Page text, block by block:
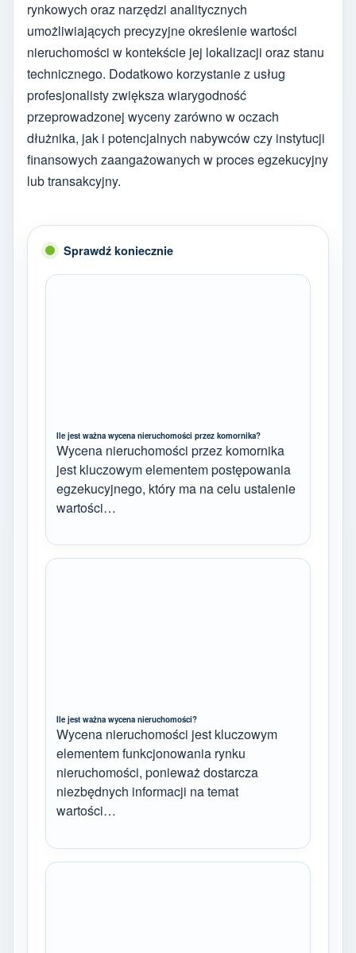
rynkowych oraz narzędzi analitycznych
umożliwiających precyzyjne określenie wartości
nieruchomości w kontekście jej lokalizacji oraz stanu
technicznego. Dodatkowo korzystanie z usług
profesjonalisty zwiększa wiarygodność
przeprowadzonej wyceny zarówno w oczach
dłużnika, jak i potencjalnych nabywców czy instytucji
finansowych zaangażowanych w proces egzekucyjny
lub transakcyjny.
Sprawdź koniecznie
Ile jest ważna wycena nieruchomości przez komornika?
Wycena nieruchomości przez komornika
jest kluczowym elementem postępowania
egzekucyjnego, który ma na celu ustalenie
wartości…
Ile jest ważna wycena nieruchomości?
Wycena nieruchomości jest kluczowym
elementem funkcjonowania rynku
nieruchomości, ponieważ dostarcza
niezbędnych informacji na temat
wartości…